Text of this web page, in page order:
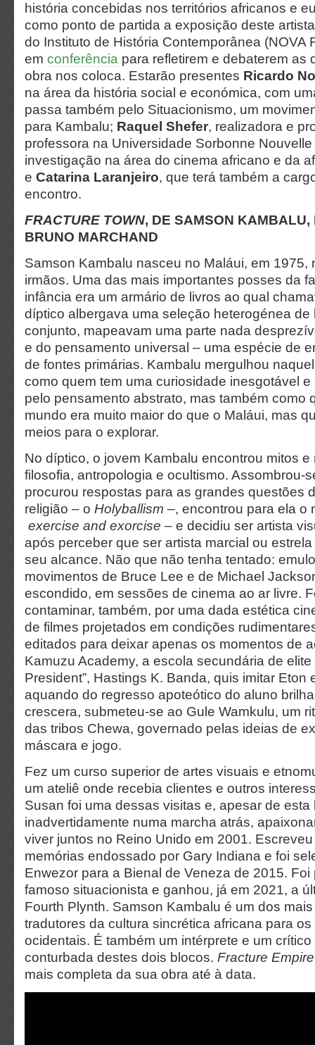
história concebidas nos territórios africanos e
como ponto de partida a exposição deste
do Instituto de História Contemporânea (NOVA
em conferência para refletirem e debaterem as
obra nos coloca. Estarão presentes Ricardo
na área da história social e económica, com
passa também pelo Situacionismo, um
para Kambalu; Raquel Shefer, realizadora e
professora na Universidade Sorbonne
investigação na área do cinema africano e da
e Catarina Laranjeiro, que terá também a
encontro.
FRACTURE TOWN, DE SAMSON KAMBALU,
BRUNO MARCHAND
Samson Kambalu nasceu no Maláui, em 1975,
irmãos. Uma das mais importantes posses da
infância era um armário de livros ao qual
díptico albergava uma seleção heterogénea de
conjunto, mapeavam uma parte nada
e do pensamento universal – uma espécie de
de fontes primárias. Kambalu mergulhou
como quem tem uma curiosidade inesgotável
pelo pensamento abstrato, mas também como
mundo era muito maior do que o Maláui, mas
meios para o explorar.
No díptico, o jovem Kambalu encontrou mitos
filosofia, antropologia e ocultismo. Assombrou-
procurou respostas para as grandes questões
religião – o Holyballism –, encontrou para ela o
exercise and exorcise – e decidiu ser artista
após perceber que ser artista marcial ou
seu alcance. Não que não tenha tentado:
movimentos de Bruce Lee e de Michael
escondido, em sessões de cinema ao ar livre.
contaminar, também, por uma dada estética
de filmes projetados em condições
editados para deixar apenas os momentos de
Kamuzu Academy, a escola secundária de elite
President”, Hastings K. Banda, quis imitar Eton
aquando do regresso apoteótico do aluno
crescera, submeteu-se ao Gule Wamkulu, um
das tribos Chewa, governado pelas ideias de
máscara e jogo.
Fez um curso superior de artes visuais e
um ateliê onde recebia clientes e outros
Susan foi uma dessas visitas e, apesar de
inadvertidamente numa marcha atrás,
viver juntos no Reino Unido em 2001.
memórias endossado por Gary Indiana e foi
Enwezor para a Bienal de Veneza de 2015.
famoso situacionista e ganhou, já em 2021, a
Fourth Plynth. Samson Kambalu é um dos
tradutores da cultura sincrética africana para
ocidentais. É também um intérprete e um
conturbada destes dois blocos. Fracture Empire
mais completa da sua obra até à data.